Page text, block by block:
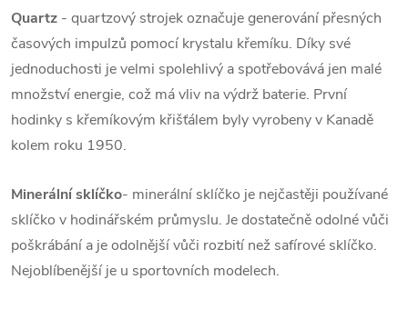
Quartz - quartzový strojek označuje generování přesných
časových impulzů pomocí krystalu křemíku. Díky své
jednoduchosti je velmi spolehlivý a spotřebovává jen malé
množství energie, což má vliv na výdrž baterie. První
hodinky s křemíkovým křišťálem byly vyrobeny v Kanadě
kolem roku 1950.
Minerální sklíčko- minerální sklíčko je nejčastěji používané
sklíčko v hodinářském průmyslu. Je dostatečně odolné vůči
poškrábání a je odolnější vůči rozbití než safírové sklíčko.
Nejoblíbenější je u sportovních modelech.